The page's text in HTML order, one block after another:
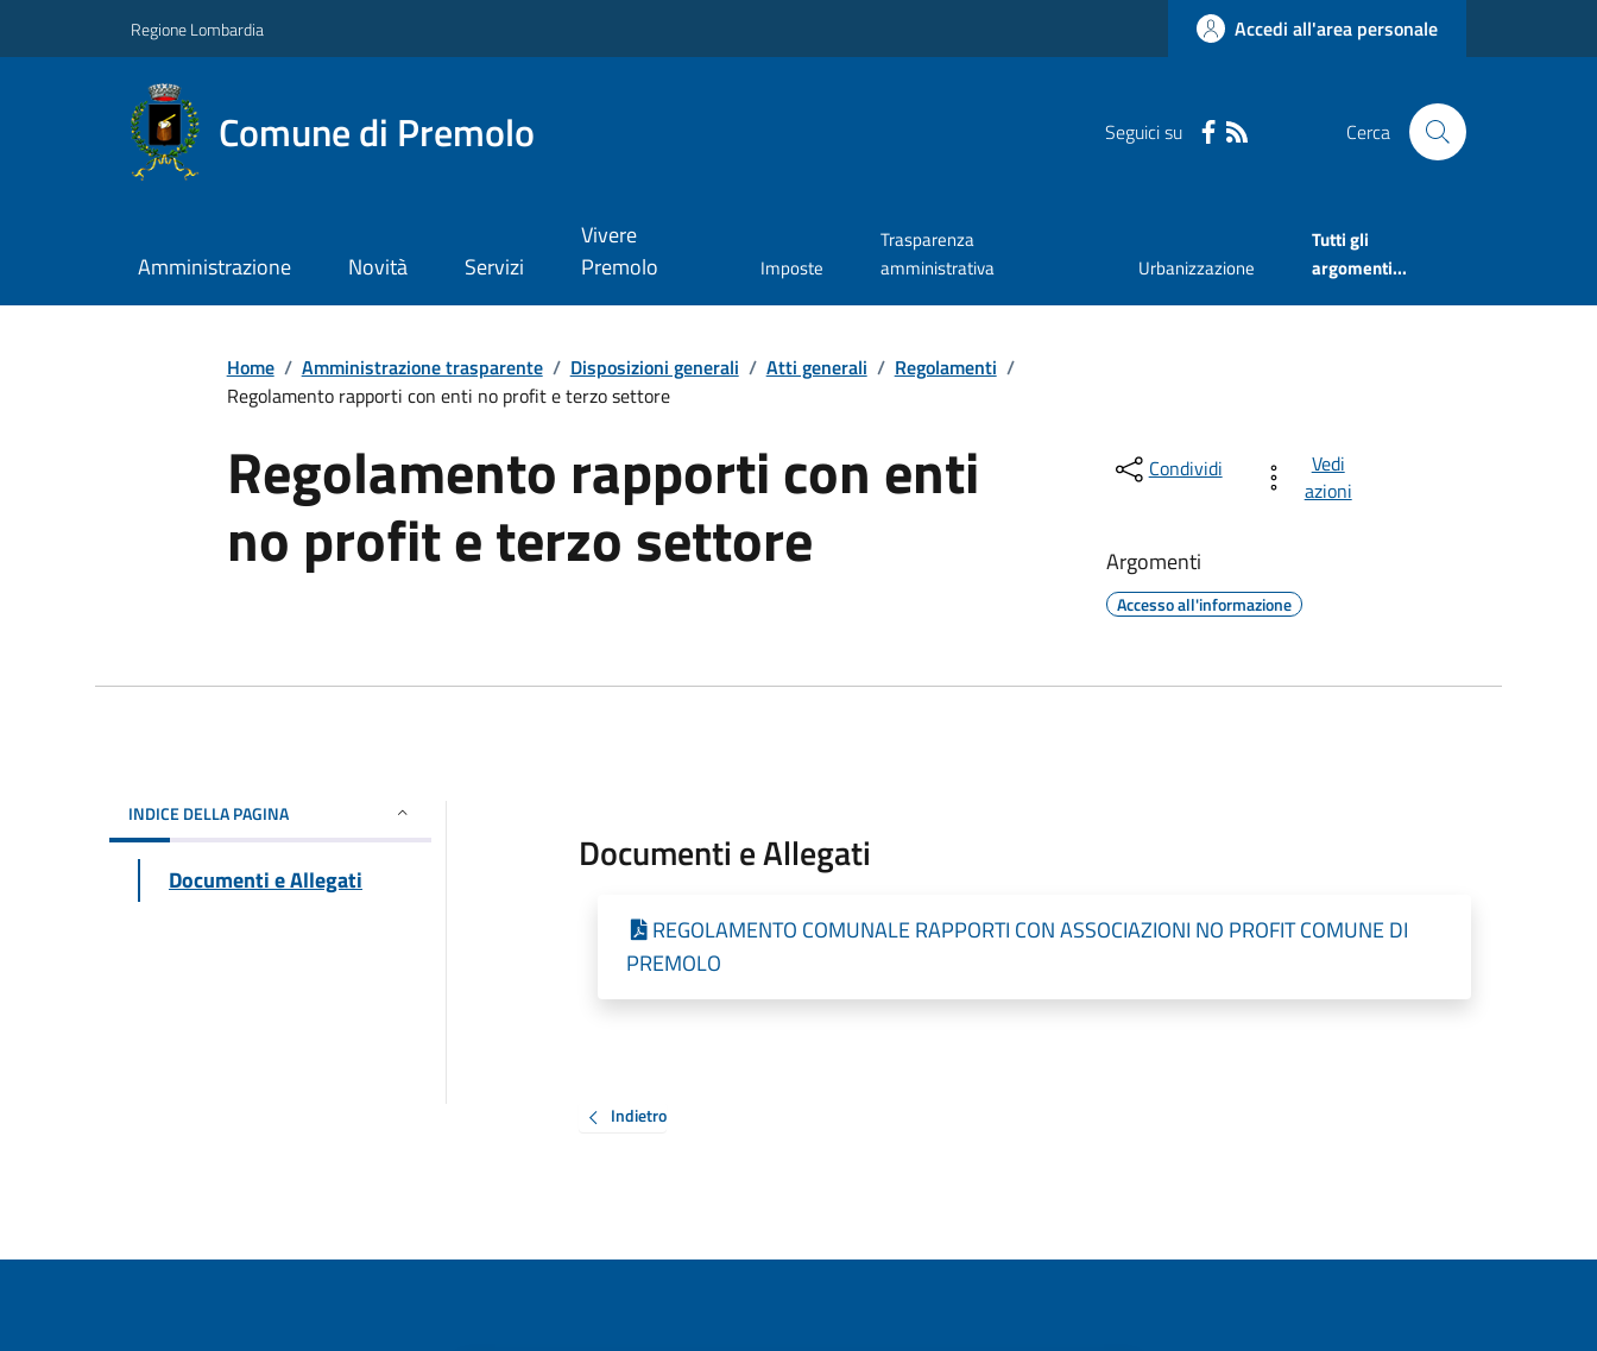
Regione Lombardia Accedi all'area personale
Comune di Premolo Seguici su Cerca
Amministrazione Novità Servizi
Vivere
Premolo
Imposte
Trasparenza
amministrativa
Urbanizzazione
Tutti gli
argomenti...
Home / Amministrazione trasparente / Disposizioni generali / Atti generali / Regolamenti /
Regolamento rapporti con enti no profit e terzo settore
Regolamento rapporti con enti
no profit e terzo settore
Condividi
Vedi
azioni
Argomenti
Accesso all'informazione
INDICE DELLA PAGINA
Documenti e Allegati
Documenti e Allegati
REGOLAMENTO COMUNALE RAPPORTI CON ASSOCIAZIONI NO PROFIT COMUNE DI
PREMOLO
Indietro